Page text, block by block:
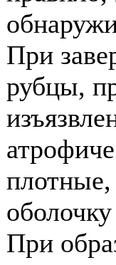
При
рубцы,
При